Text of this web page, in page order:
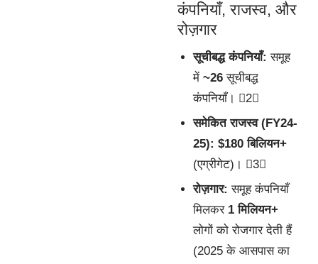
कंपनियाँ, राजस्व, और
रोज़गार
सूचीबद्ध कंपनियाँ: समूह
में ~26 सूचीबद्ध
कंपनियाँ। 2
समेकित राजस्व (FY24-
25): $180 बिलियन+
(एग्रीगेट)। 3
रोज़गार: समूह कंपनियाँ
मिलकर 1 मिलियन+
लोगों को रोजगार देती हैं
(2025 के आसपास का